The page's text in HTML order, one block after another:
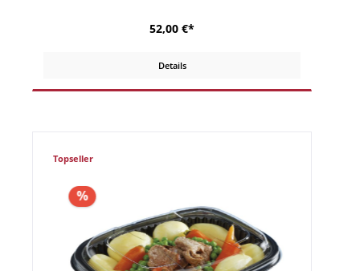
52,00 €*
Details
Topseller
%